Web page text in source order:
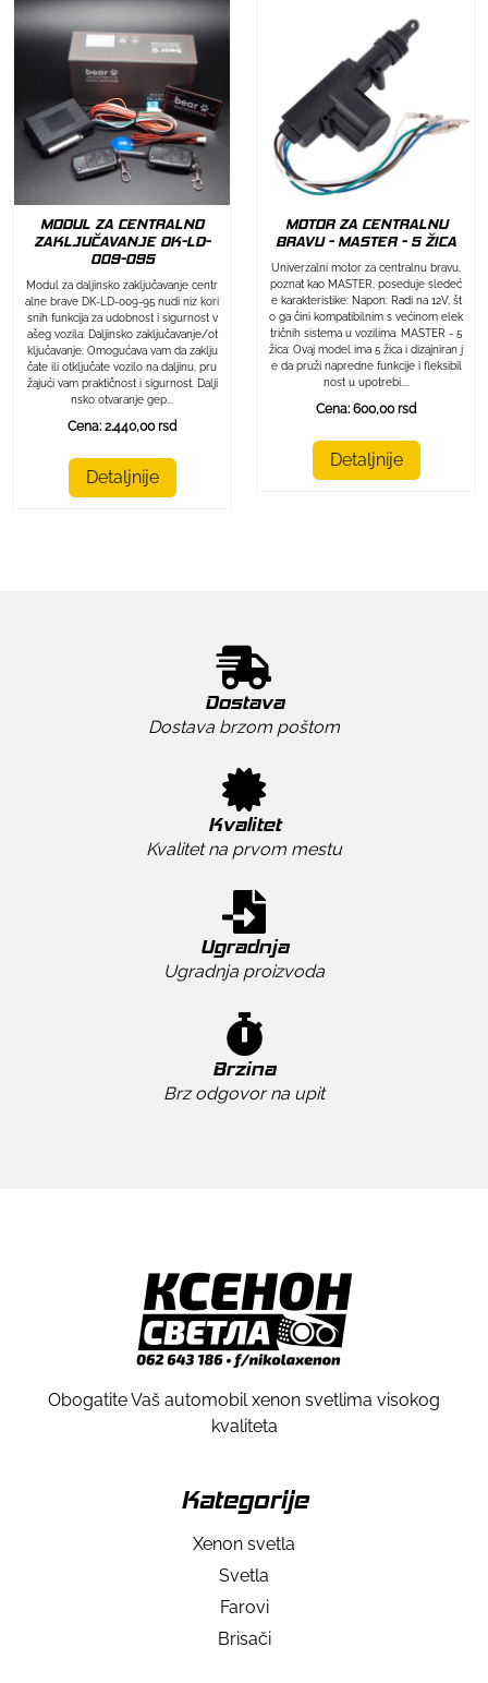
MODUL ZA CENTRALNO
ZAKLJUČAVANJE DK-LD-
009-095
Modul za daljinsko zaključavanje centr
alne brave DK-LD-009-95 nudi niz kori
snih funkcija za udobnost i sigurnost v
ašeg vozila: Daljinsko zaključavanje/ot
ključavanje: Omogućava vam da zaklju
čate ili otključate vozilo na daljinu, pru
žajući vam praktičnost i sigurnost. Dalji
nsko otvaranje gep...
Cena: 2.440,00 rsd
Detaljnije
MOTOR ZA CENTRALNU
BRAVU - MASTER - 5 ŽICA
Univerzalni motor za centralnu bravu,
poznat kao MASTER, poseduje sledeć
e karakteristike: Napon: Radi na 12V, št
o ga čini kompatibilnim s većinom elek
tričnih sistema u vozilima. MASTER - 5
žica: Ovaj model ima 5 žica i dizajniran j
e da pruži napredne funkcije i fleksibil
nost u upotrebi....
Cena: 600,00 rsd
Detaljnije
Dostava
Dostava brzom poštom
Kvalitet
Kvalitet na prvom mestu
Ugradnja
Ugradnja proizvoda
Brzina
Brz odgovor na upit
Obogatite Vaš automobil xenon svetlima visokog
kvaliteta
Kategorije
Xenon svetla
Svetla
Farovi
Brisači